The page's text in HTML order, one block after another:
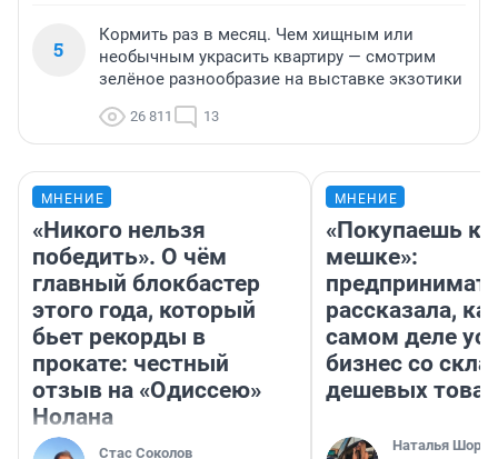
5
Кормить раз в месяц. Чем хищным или
необычным украсить квартиру — смотрим
зелёное разнообразие на выставке экзотики
26 811 13
МНЕНИЕ
«Никого нельзя
победить». О чём
главный блокбастер
этого года, который
бьет рекорды в
прокате: честный
отзыв на «Одиссею»
Нолана
Стас Соколов
МНЕНИЕ
«Покупаешь
мешке»:
рассказала,
самом деле
бизнес со
дешевых
Наталья